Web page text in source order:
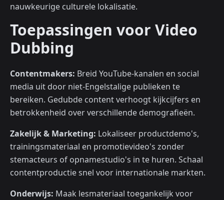
nauwkeurige culturele lokalisatie.
Toepassingen voor Video
Dubbing
Contentmakers: Breid YouTube-kanalen en social
media uit door niet-Engelstalige publieken te
bereiken. Gedubde content verhoogt kijkcijfers en
betrokkenheid over verschillende demografieën.
Zakelijk & Marketing: Lokaliseer productdemo's,
trainingsmateriaal en promotievideo's zonder
stemacteurs of opnamestudio's in te huren. Schaal
contentproductie snel voor internationale markten.
Onderwijs: Maak lesmateriaal toegankelijk voor